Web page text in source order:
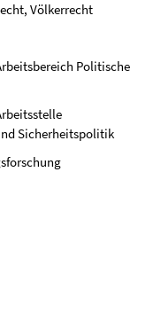
Völkerrecht
Politische
Sicherheitspolitik